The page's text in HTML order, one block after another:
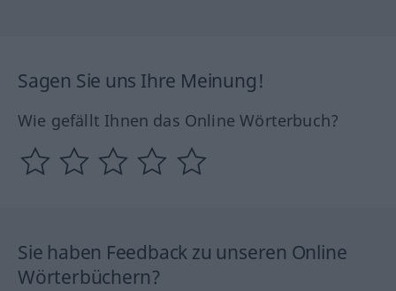
Sagen Sie uns Ihre Meinung!
Wie gefällt Ihnen das Online Wörterbuch?
Sie haben Feedback zu unseren Online
Wörterbüchern?